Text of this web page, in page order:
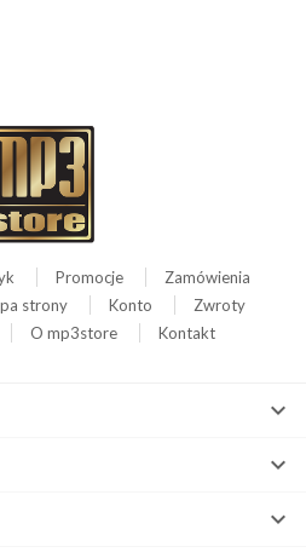
Promocje
Zamówienia
strony Konto
Zwroty
O mp3store Kontakt


